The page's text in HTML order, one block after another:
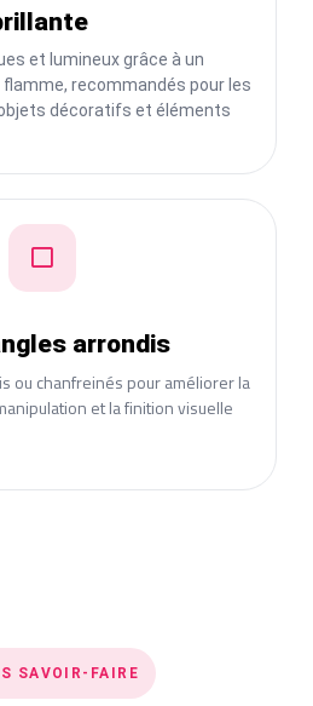
et lumineux grâce à un
recommandés pour les
décoratifs et éléments
arrondis
ou chanfreinés pour améliorer la
et la finition visuelle
SAVOIR-FAIRE